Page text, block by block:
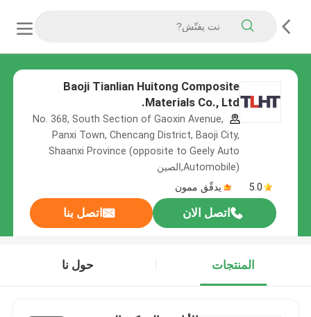
Baoji Tianlian Huitong Composite
Materials Co., Ltd.
No. 368, South Section of Gaoxin Avenue,
Panxi Town, Chencang District, Baoji City,
Shaanxi Province (opposite to Geely Auto
Automobile),الصين
5.0
يدقّق ممون
اتصل الان اتصل بنا
المنتجات حول نا